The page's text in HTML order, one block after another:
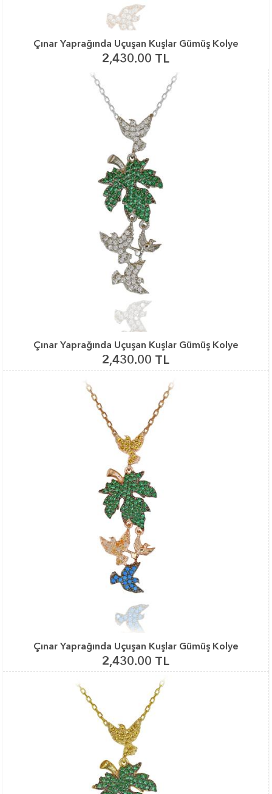
Çınar Yaprağında Uçuşan Kuşlar Gümüş Kolye
2,430.00 TL
Çınar Yaprağında Uçuşan Kuşlar Gümüş Kolye
2,430.00 TL
Çınar Yaprağında Uçuşan Kuşlar Gümüş Kolye
2,430.00 TL